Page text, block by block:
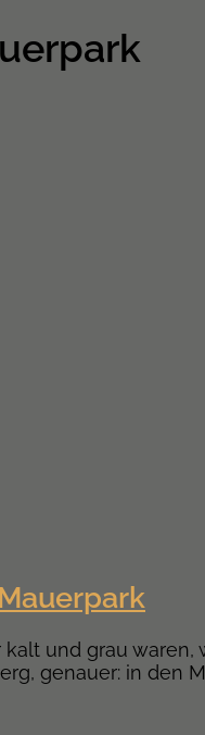
und grau
genauer: in den